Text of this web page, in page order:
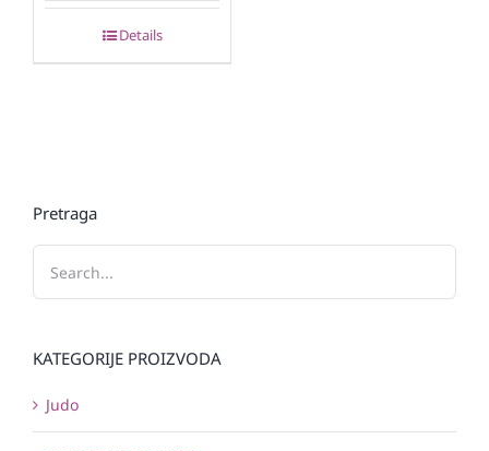
Details
Pretraga
KATEGORIJE PROIZVODA
Judo